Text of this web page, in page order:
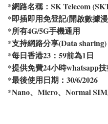
*網路名稱：SK Telecom
*即插即用免登記(開啟數據
*所有4G/5G手機通用
*支持網路分享(Data sharing)
*每日香港23：59前為1日
*提供免費24小時whatsapp
*最後使用日期：30/6/2026
*Nano、Micro、Normal